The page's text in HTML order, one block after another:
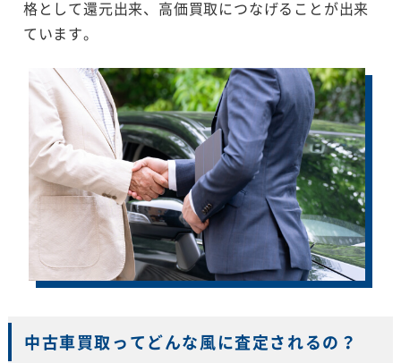
格として還元出来、高価買取につなげることが出来
ています。
中古車買取ってどんな風に査定されるの？